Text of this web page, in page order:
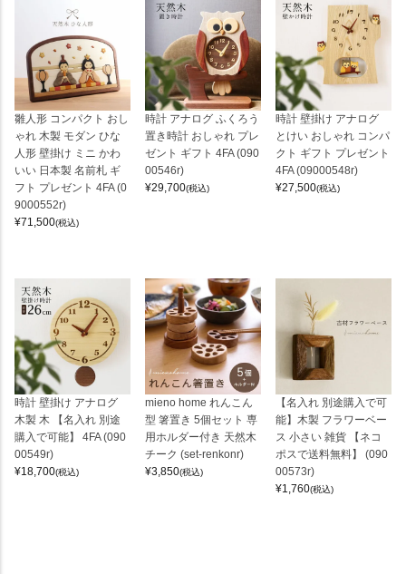
雛人形 コンパクト おし
ゃれ 木製 モダン ひな
人形 壁掛け ミニ かわ
いい 日本製 名前札 ギ
フト プレゼント 4FA (0
9000552r)
¥71,500(税込)
時計 アナログ ふくろう
置き時計 おしゃれ プレ
ゼント ギフト 4FA (090
00546r)
¥29,700(税込)
時計 壁掛け アナログ
とけい おしゃれ コンパ
クト ギフト プレゼント
4FA (09000548r)
¥27,500(税込)
時計 壁掛け アナログ
木製 木 【名入れ 別途
購入で可能】 4FA (090
00549r)
¥18,700(税込)
mieno home れんこん
型 箸置き 5個セット 専
用ホルダー付き 天然木
チーク (set-renkonr)
¥3,850(税込)
【名入れ 別途購入で可
能】木製 フラワーベー
ス 小さい 雑貨 【ネコ
ポスで送料無料】 (090
00573r)
¥1,760(税込)